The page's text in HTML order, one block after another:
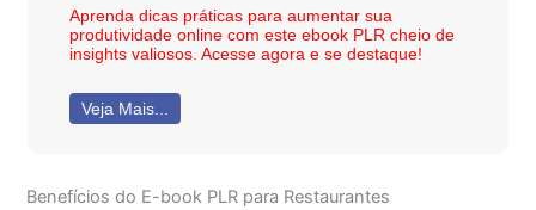
Aprenda dicas práticas para aumentar sua
produtividade online com este ebook PLR cheio de
insights valiosos. Acesse agora e se destaque!
Veja Mais...
Benefícios do E-book PLR para Restaurantes